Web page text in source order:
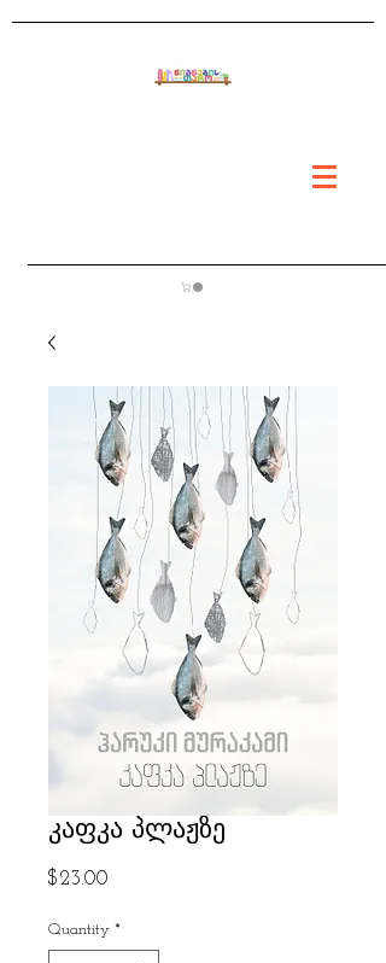
კაფკა პლაჟზე
$23.00
Quantity *